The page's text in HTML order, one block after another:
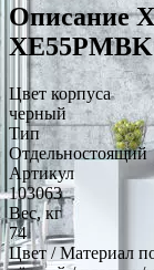
Описание
XE55PMBK
Цвет корпуса
черный
Тип
Отдельностоящий
Артикул
103063
Вес, кг
74
Цвет / Материал